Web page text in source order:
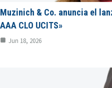
Muzinich & Co. anuncia el
AAA CLO UCITS»
Jun 18, 2026